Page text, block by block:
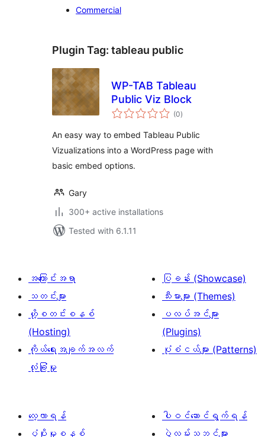
Commercial
Plugin Tag: tableau public
WP-TAB Tableau
Public Viz Block
(0total
ratings
)
An easy way to embed Tableau Public
Vizualizations into a WordPress page with
basic embed options.
Gary
300+ active installations
Tested with 6.1.11
အကြောင်းအရာ
သတင်းများ
ဟို့စတင်းစနစ်
(Hosting)
ကိုယ်ရေးအချက်အလက်
လုံခြုံမှု
ပြခန်း (Showcase)
သီးမားများ (Themes)
ပလပ်အင်များ
(Plugins)
ပုံစံငယ်များ (Patterns)
လေ့လာရန်
ပံ့ပိုးမှုစနစ်
ပါဝင်ဆောင်ရွက်ရန်
ပွဲလမ်းသဘင်များ